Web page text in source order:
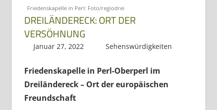
Friedenskapelle in Perl: Foto/regiodrei
DREILÄNDERECK: ORT DER
VERSÖHNUNG
Januar 27, 2022 Regio3
Sehenswürdigkeiten
Friedenskapelle in Perl-Oberperl im
Dreiländereck – Ort der europäischen
Freundschaft